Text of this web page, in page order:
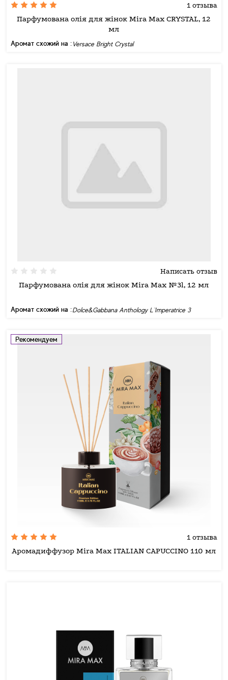
1 отзыва
Парфумована олія для жінок Mira Max CRYSTAL, 12
мл
Аромат схожий на : Versace Bright Crystal
Написать отзыв
Парфумована олія для жінок Mira Max №3l, 12 мл
Аромат схожий на :Dolce&Gabbana Anthology L`Imperatrice 3
Рекомендуем
1 отзыва
Аромадиффузор Mira Max ITALIAN CAPUCCINO 110 мл